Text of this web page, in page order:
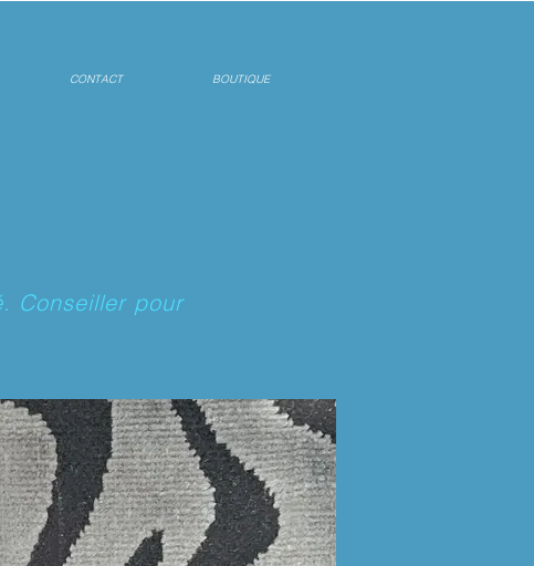
CONTACT BOUTIQUE
Conseiller pour